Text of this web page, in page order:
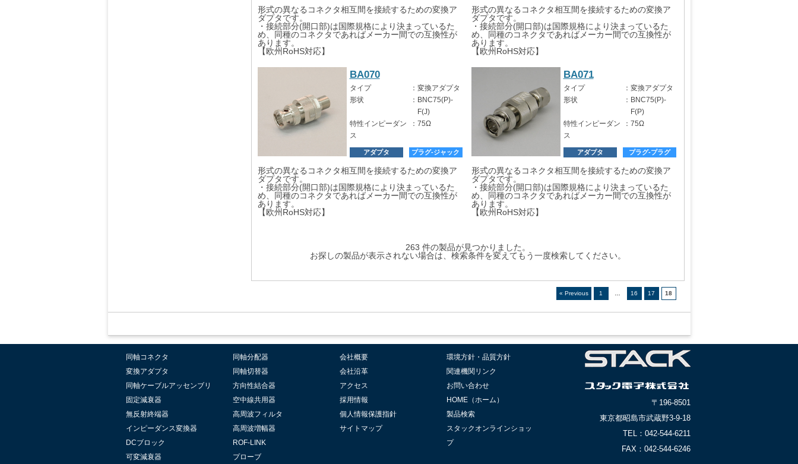
形式の異なるコネクタ相互間を接続するための変換ア
ダプタです。
・接続部分(開口部)は国際規格により決まっているた
め、同種のコネクタであればメーカー間での互換性が
あります。
【欧州RoHS対応】
形式の異なるコネクタ相互間を接続するための変換ア
ダプタです。
・接続部分(開口部)は国際規格により決まっているた
め、同種のコネクタであればメーカー間での互換性が
あります。
【欧州RoHS対応】
BA070
タイプ ： 変換アダプタ
形状
： BNC75(P)-
F(J)
特性インピーダン
ス
： 75Ω
アダプタ プラグ-ジャック
形式の異なるコネクタ相互間を接続するための変換ア
ダプタです。
・接続部分(開口部)は国際規格により決まっているた
め、同種のコネクタであればメーカー間での互換性が
あります。
【欧州RoHS対応】
BA071
タイプ ： 変換アダプタ
形状
： BNC75(P)-
F(P)
特性インピーダン
ス
： 75Ω
アダプタ プラグ-プラグ
形式の異なるコネクタ相互間を接続するための変換ア
ダプタです。
・接続部分(開口部)は国際規格により決まっているた
め、同種のコネクタであればメーカー間での互換性が
あります。
【欧州RoHS対応】
263 件の製品が見つかりました。
お探しの製品が表示されない場合は、検索条件を変えてもう一度検索してください。
« Previous 1 16 17 18
同軸コネクタ
変換アダプタ
同軸ケーブルアッセンブリ
固定減衰器
無反射終端器
インピーダンス変換器
DCブロック
可変減衰器
同軸分配器
同軸切替器
方向性結合器
空中線共用器
高周波フィルタ
高周波増幅器
ROF-LINK
プローブ
会社概要
会社沿革
アクセス
採用情報
個人情報保護指針
サイトマップ
環境方針・品質方針
関連機関リンク
お問い合わせ
HOME（ホーム）
製品検索
スタックオンラインショッ
プ
〒196-8501
東京都昭島市武蔵野3-9-18
TEL：042-544-6211
FAX：042-544-6246